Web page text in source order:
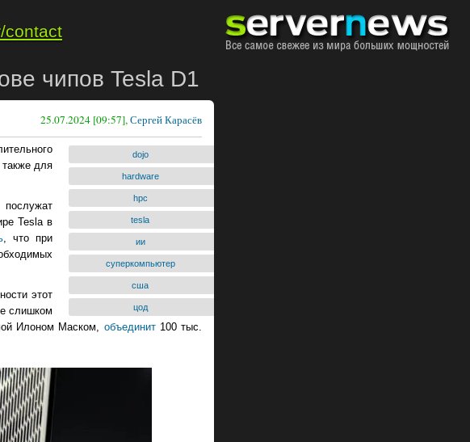
contact
чипов Tesla D1
25.07.2024 [09:57],Сергей Карасёв
dojo
hardware
hpc
tesla
ии
суперкомпьютер
сша
цод
также для
Tesla в
, что при
этот
слишком
Илоном Маском, объединит100 тыс.